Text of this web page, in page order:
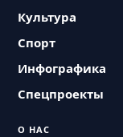
Культура
Спорт
Инфографика
Спецпроекты
О НАС